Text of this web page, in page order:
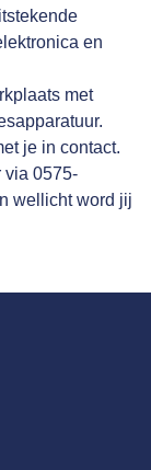
en
met
je in contact.
via 0575-
wellicht word jij